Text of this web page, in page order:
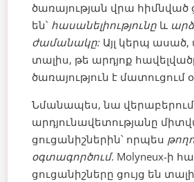
ծառայության վրա հիմնված
են՝ հասանելիությունը և
ժամանակը: Այլ կերպ ասած,
տալիս, թե արդյոք
ծառայություն է
Նմանապես, նա վերաբերում
արդյունավետությանը
ցուցանիշներին՝ որպես
օգտագործում. Molyneux-ի
ցուցանիշները ցույց են